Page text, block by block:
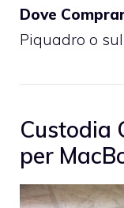
Dove
Piquadro o sul
Custodia
per